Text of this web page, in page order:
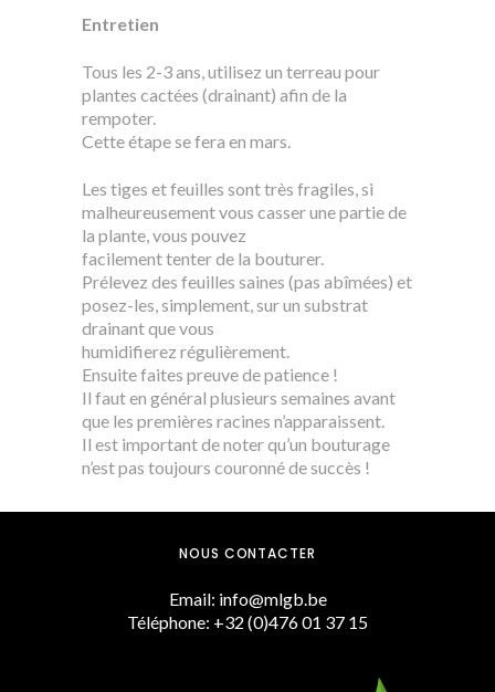
Entretien
Tous les 2-3 ans, utilisez un terreau pour
plantes cactées (drainant) afin de la
rempoter.
Cette étape se fera en mars.
Les tiges et feuilles sont très fragiles, si
malheureusement vous casser une partie de
la plante, vous pouvez
facilement tenter de la bouturer.
Prélevez des feuilles saines (pas abîmées) et
posez-les, simplement, sur un substrat
drainant que vous
humidifierez régulièrement.
Ensuite faites preuve de patience !
Il faut en général plusieurs semaines avant
que les premières racines n’apparaissent.
Il est important de noter qu’un bouturage
n’est pas toujours couronné de succès !
NOUS CONTACTER
Email: info@mlgb.be
Téléphone: +32 (0)476 01 37 15